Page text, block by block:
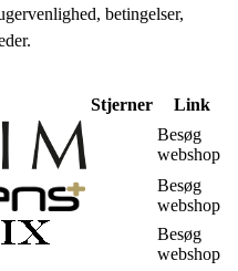
betingelser,
Stjerner
Link
Besøg
webshop
Besøg
webshop
Besøg
webshop